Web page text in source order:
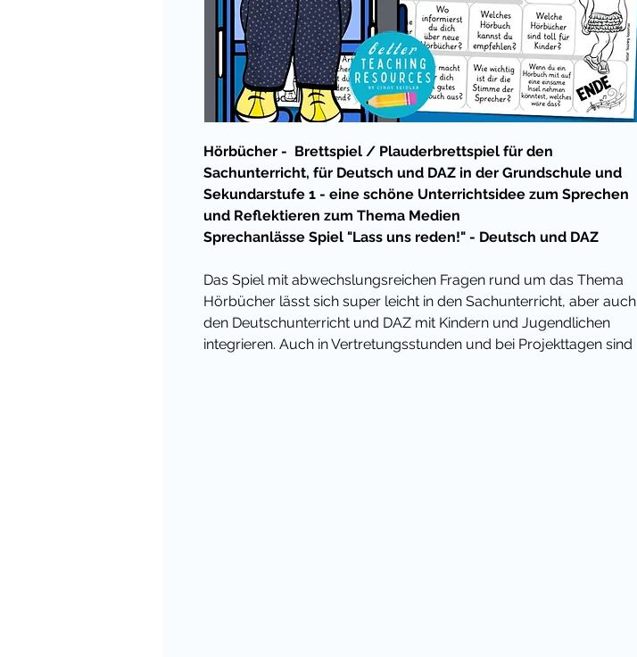
Hörbücher - Brettspiel / Plauderbrettspiel für den
Sachunterricht, für Deutsch und DAZ in der Grundschule und
Sekundarstufe 1 - eine schöne Unterrichtsidee zum Sprechen
und Reflektieren zum Thema Medien
Sprechanlässe Spiel "Lass uns reden!" - Deutsch und DAZ
Das Spiel mit abwechslungsreichen Fragen rund um das Thema
Hörbücher lässt sich super leicht in den Sachunterricht, aber auch
den Deutschunterricht und DAZ mit Kindern und Jugendlichen
integrieren. Auch in Vertretungsstunden und bei Projekttagen sind